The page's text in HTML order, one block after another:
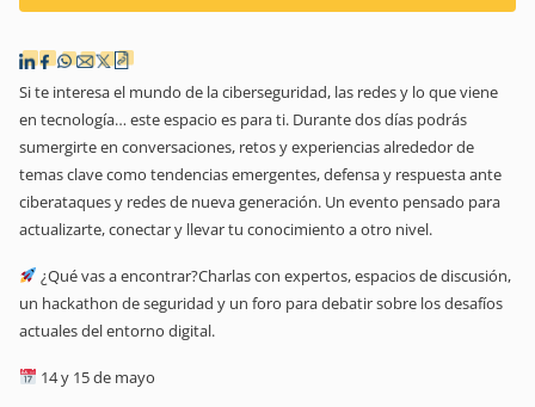
Si te interesa el mundo de la ciberseguridad, las redes y lo que viene
en tecnología… este espacio es para ti. Durante dos días podrás
sumergirte en conversaciones, retos y experiencias alrededor de
temas clave como tendencias emergentes, defensa y respuesta ante
ciberataques y redes de nueva generación. Un evento pensado para
actualizarte, conectar y llevar tu conocimiento a otro nivel.
¿Qué vas a encontrar?Charlas con expertos, espacios de discusión,
un hackathon de seguridad y un foro para debatir sobre los desafíos
actuales del entorno digital.
14 y 15 de mayo